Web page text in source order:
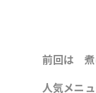
前回は 煮
人気メニ